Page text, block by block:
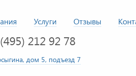
Услуги Отзывы
212 92 78
дом 5, подъезд 7